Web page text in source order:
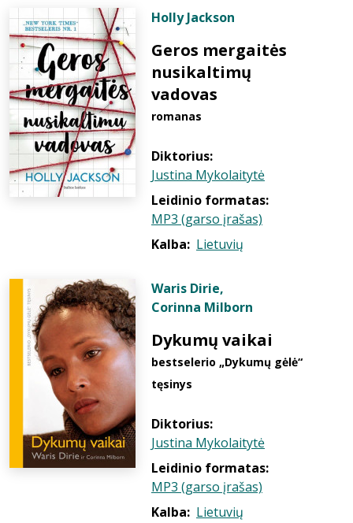
Holly Jackson
Geros mergaitės
nusikaltimų
vadovas
romanas
Diktorius:
Justina Mykolaitytė
Leidinio formatas:
MP3 (garso įrašas)
Kalba: Lietuvių
Waris Dirie,
Corinna Milborn
Dykumų vaikai
bestselerio „Dykumų gėlė“
tęsinys
Diktorius:
Justina Mykolaitytė
Leidinio formatas:
MP3 (garso įrašas)
Kalba: Lietuvių